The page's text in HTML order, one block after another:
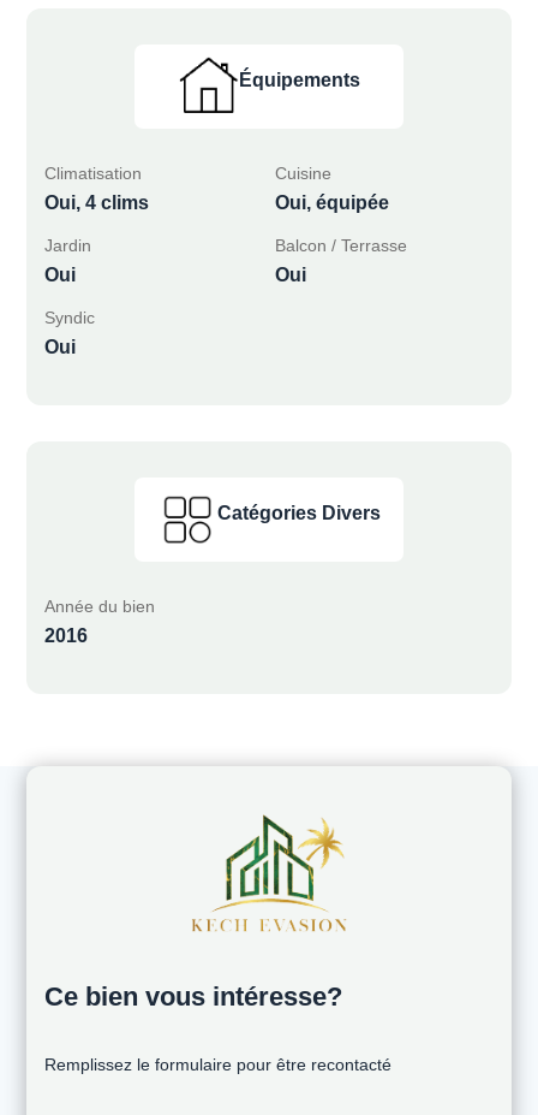
Équipements
Climatisation
Oui, 4 clims
Cuisine
Oui, équipée
Jardin
Oui
Balcon / Terrasse
Oui
Syndic
Oui
Catégories Divers
Année du bien
2016
Ce bien vous intéresse?
Remplissez le formulaire pour être recontacté